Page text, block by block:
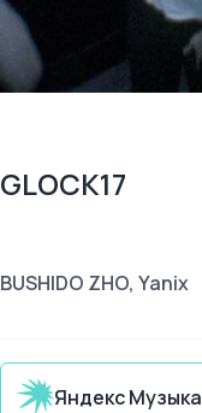
GLOCK17
BUSHIDO ZHO, Yanix
Яндекс Музыка